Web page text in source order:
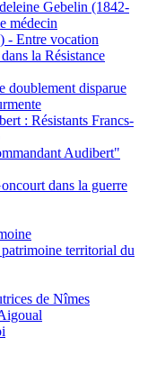
Gebelin (1842-
médecin
- Entre vocation
la Résistance
doublement disparue
: Résistants Francs-
Audibert"
dans la guerre
territorial du
de Nîmes